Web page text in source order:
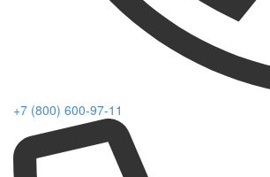
+7 (800) 600-97-11